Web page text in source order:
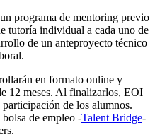
programa de mentoring previo
tutoría individual a cada uno de
de un anteproyecto técnico
en formato online y
12 meses. Al finalizarlos, EOI
de los alumnos.
de empleo -Talent Bridge-